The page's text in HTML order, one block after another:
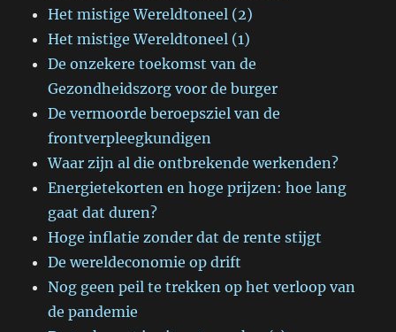
Het mistige Wereldtoneel (2)
Het mistige Wereldtoneel (1)
De onzekere toekomst van de
Gezondheidszorg voor de burger
De vermoorde beroepsziel van de
frontverpleegkundigen
Waar zijn al die ontbrekende werkenden?
Energietekorten en hoge prijzen: hoe lang
gaat dat duren?
Hoge inflatie zonder dat de rente stijgt
De wereldeconomie op drift
Nog geen peil te trekken op het verloop van
de pandemie